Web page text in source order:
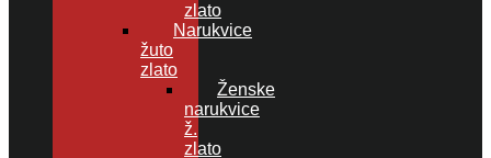
zlato
Narukvice
žuto
zlato
Ženske
narukvice
ž.
zlato